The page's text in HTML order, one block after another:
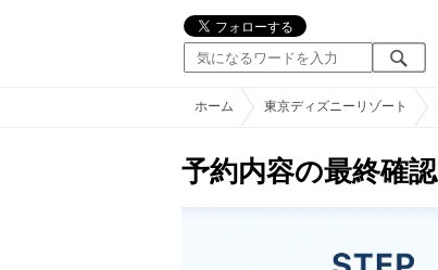
ホーム 東京ディズニーリゾート
予約内容の最終確認